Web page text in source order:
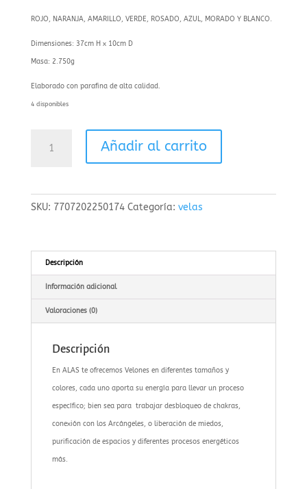
ROJO, NARANJA, AMARILLO, VERDE, ROSADO, AZUL, MORADO Y BLANCO.
Dimensiones: 37cm H x 10cm D
Masa: 2.750g
Elaborado con parafina de alta calidad.
4 disponibles
cantidad
Añadir al carrito
SKU: 7707202250174 Categoría: velas
Descripción
Información adicional
Valoraciones (0)
Descripción
En ALAS te ofrecemos Velones en diferentes tamaños y
colores, cada uno aporta su energía para llevar un proceso
específico; bien sea para trabajar desbloqueo de chakras,
conexión con los Arcángeles, o liberación de miedos,
purificación de espacios y diferentes procesos energéticos
más.